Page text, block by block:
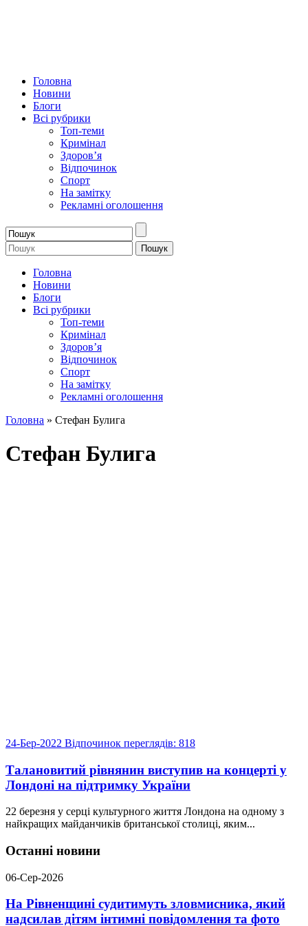
Головна
Новини
Блоги
Всі рубрики
Топ-теми
Кримінал
Здоров’я
Відпочинок
Спорт
На замітку
Рекламні оголошення
Головна
Новини
Блоги
Всі рубрики
Топ-теми
Кримінал
Здоров’я
Відпочинок
Спорт
На замітку
Рекламні оголошення
Головна » Стефан Булига
Стефан Булига
24-Бер-2022 Відпочинок переглядів: 818
Талановитий рівнянин виступив на концерті у
Лондоні на підтримку України
22 березня у серці культурного життя Лондона на одному з
найкращих майданчиків британської столиці, яким...
Останні новини
06-Сер-2026
На Рівненщині судитимуть зловмисника, який
надсилав дітям інтимні повідомлення та фото